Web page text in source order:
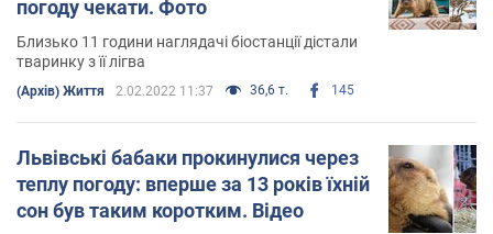
погоду чекати. Фото
Близько 11 години наглядачі біостанції дістали
тваринку з її лігва
(Архів) Життя 2.02.2022 11:37 36,6 т. 145
Львівські бабаки прокинулися через
теплу погоду: вперше за 13 років їхній
сон був таким коротким. Відео